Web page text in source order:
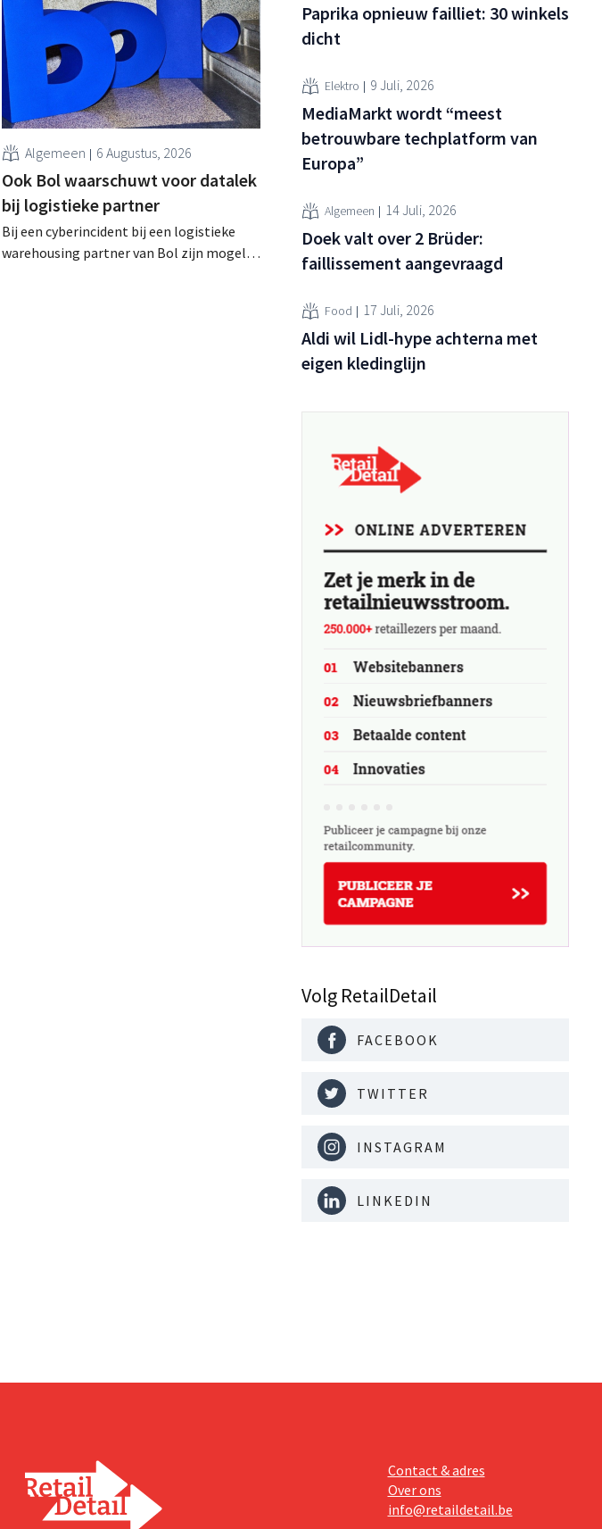
Algemeen 6 Augustus, 2026
Ook Bol waarschuwt voor datalek
bij logistieke partner
Bij een cyberincident bij een logistieke
warehousing partner van Bol zijn mogelijk
Paprika opnieuw failliet: 30 winkels
dicht
Elektro 9 Juli, 2026
MediaMarkt wordt “meest
betrouwbare techplatform van
Europa”
Algemeen 14 Juli, 2026
Doek valt over 2 Brüder:
faillissement aangevraagd
Food 17 Juli, 2026
Aldi wil Lidl-hype achterna met
eigen kledinglijn
Volg RetailDetail
FACEBOOK
TWITTER
INSTAGRAM
LINKEDIN
Contact & adres
Over ons
info@retaildetail.be